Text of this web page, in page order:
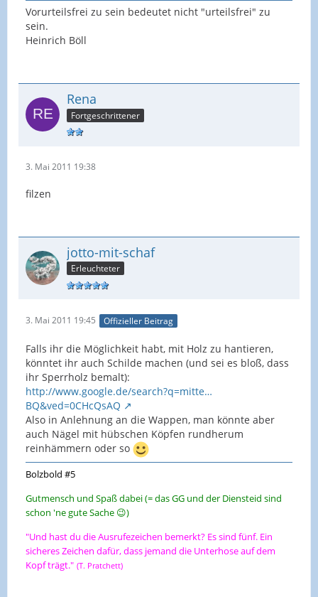
Vorurteilsfrei zu sein bedeutet nicht "urteilsfrei" zu
sein.
Heinrich Böll
Rena
Fortgeschrittener
3. Mai 2011 19:38
filzen
jotto-mit-schaf
Erleuchteter
3. Mai 2011 19:45 Offizieller Beitrag
Falls ihr die Möglichkeit habt, mit Holz zu hantieren,
könntet ihr auch Schilde machen (und sei es bloß, dass
ihr Sperrholz bemalt):
http://www.google.de/search?q=mitte…
BQ&ved=0CHcQsAQ
Also in Anlehnung an die Wappen, man könnte aber
auch Nägel mit hübschen Köpfen rundherum
reinhämmern oder so
Bolzbold #5
Gutmensch und Spaß dabei (= das GG und der Diensteid sind
schon 'ne gute Sache 😉)
"Und hast du die Ausrufezeichen bemerkt? Es sind fünf. Ein
sicheres Zeichen dafür, dass jemand die Unterhose auf dem
Kopf trägt." (T. Pratchett)